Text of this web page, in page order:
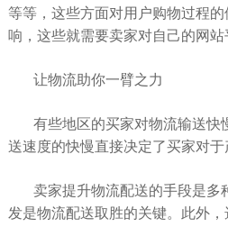
等等，这些方面对用户购物过程
响，这些就需要卖家对自己的网站
让物流助你一臂之力
有些地区的买家对物流输送快
送速度的快慢直接决定了买家对于
卖家提升物流配送的手段是多
发是物流配送取胜的关键。此外